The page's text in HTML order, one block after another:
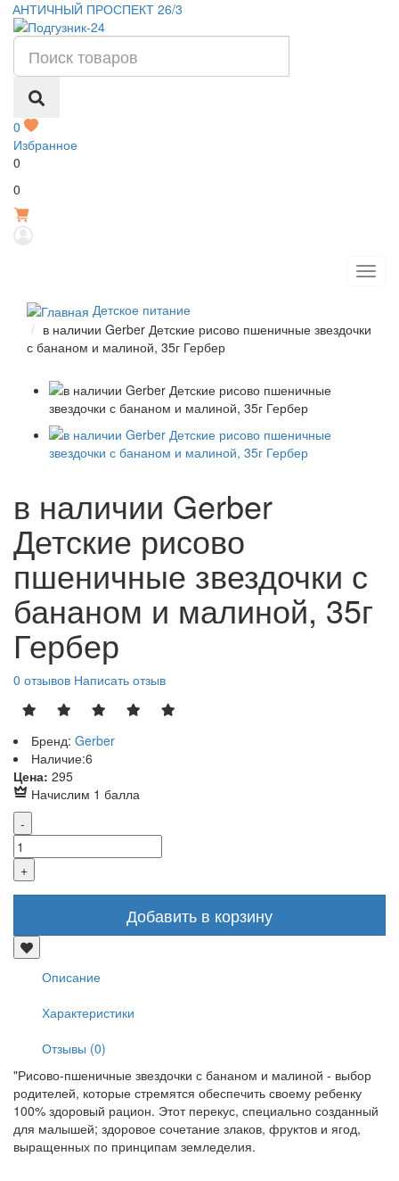
АНТИЧНЫЙ ПРОСПЕКТ 26/3
0
Избранное
0
0
Детское питание
в наличии Gerber Детские рисово пшеничные звездочки
с бананом и малиной, 35г Гербер
в наличии Gerber
Детские рисово
пшеничные звездочки с
бананом и малиной, 35г
Гербер
0 отзывов Написать отзыв
Бренд: Gerber
Наличие:6
Цена: 295Р
Начислим 1 балла
Добавить в корзину
Описание
Характеристики
Отзывы (0)
"Рисово-пшеничные звездочки с бананом и малиной - выбор
родителей, которые стремятся обеспечить своему ребенку
100% здоровый рацион. Этот перекус, специально созданный
для малышей; здоровое сочетание злаков, фруктов и ягод,
выращенных по принципам земледелия.